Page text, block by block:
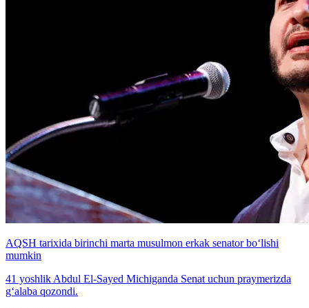
AQSH tarixida birinchi marta musulmon erkak senator bo‘lishi
mumkin
41 yoshlik Abdul El-Sayed Michiganda Senat uchun praymerizda
g‘alaba qozondi.